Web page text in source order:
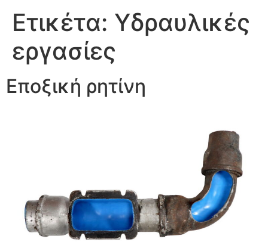
Ετικέτα: Υδραυλικές
εργασίες
Εποξική ρητίνη